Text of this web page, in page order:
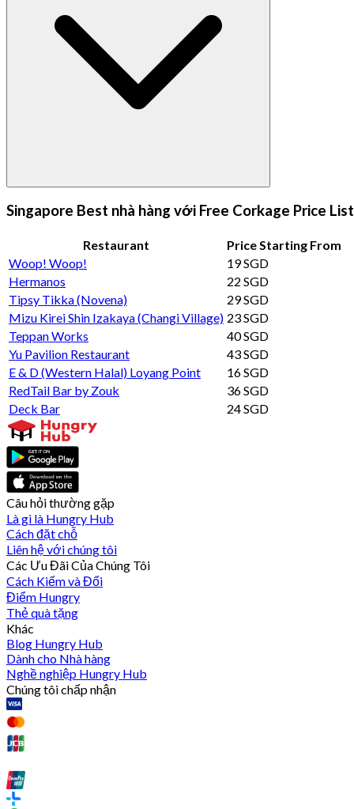
Singapore Best nhà hàng với Free Corkage Price List
Restaurant
Price Starting From
Woop! Woop!
19 SGD
Hermanos
22 SGD
Tipsy Tikka (Novena)
29 SGD
Mizu Kirei Shin Izakaya (Changi Village) 23 SGD
Teppan Works
40 SGD
Yu Pavilion Restaurant
43 SGD
E & D (Western Halal) Loyang Point
16 SGD
RedTail Bar by Zouk
36 SGD
Deck Bar
24 SGD
Câu hỏi thường gặp
Là gì là Hungry Hub
Cách đặt chỗ
Liên hệ với chúng tôi
Các Ưu Đãi Của Chúng Tôi
Cách Kiếm và Đổi
Điểm Hungry
Thẻ quà tặng
Khác
Blog Hungry Hub
Dành cho Nhà hàng
Nghề nghiệp Hungry Hub
Chúng tôi chấp nhận